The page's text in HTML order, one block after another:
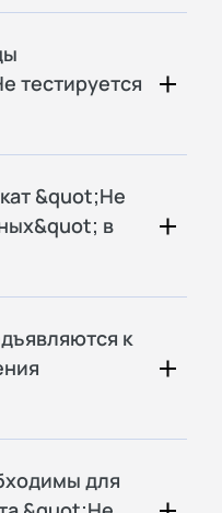
тестируется
&quot;Не
в
к
для